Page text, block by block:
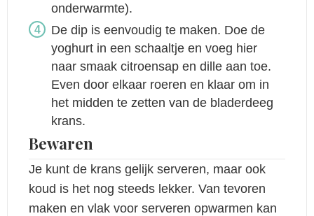
onderwarmte).
De dip is eenvoudig te maken. Doe de
yoghurt in een schaaltje en voeg hier
naar smaak citroensap en dille aan toe.
Even door elkaar roeren en klaar om in
het midden te zetten van de bladerdeeg
krans.
Bewaren
Je kunt de krans gelijk serveren, maar ook
koud is het nog steeds lekker. Van tevoren
maken en vlak voor serveren opwarmen kan